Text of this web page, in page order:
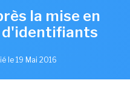
la mise en
d'identifiants
le 19 Mai 2016